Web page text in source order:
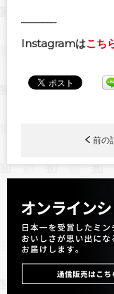
———-
Instagramはこち
前の